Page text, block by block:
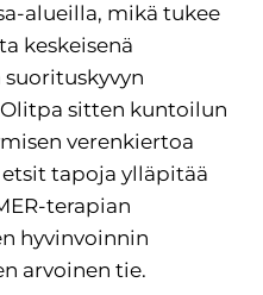
alueilla, mikä tukee
keskeisenä
sitten kuntoilun
verenkiertoa
tapoja ylläpitää
terapian
hyvinvoinnin
arvoinen tie.